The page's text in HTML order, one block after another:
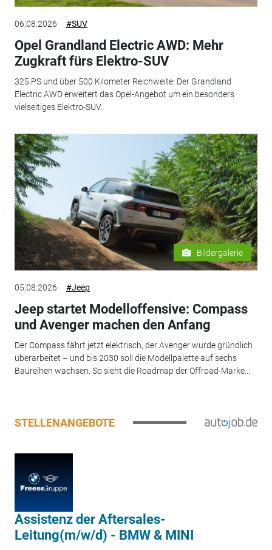
06.08.2026 #SUV
Opel Grandland Electric AWD: Mehr
Zugkraft fürs Elektro-SUV
325 PS und über 500 Kilometer Reichweite: Der Grandland
Electric AWD erweitert das Opel-Angebot um ein besonders
vielseitiges Elektro-SUV.
Bildergalerie
05.08.2026 #Jeep
Jeep startet Modelloffensive: Compass
und Avenger machen den Anfang
Der Compass fährt jetzt elektrisch, der Avenger wurde gründlich
überarbeitet – und bis 2030 soll die Modellpalette auf sechs
Baureihen wachsen. So sieht die Roadmap der Offroad-Marke...
STELLENANGEBOTE
Assistenz der Aftersales-
Leitung(m/w/d) - BMW & MINI